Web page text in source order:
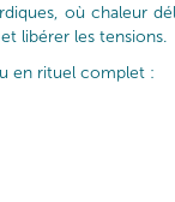
où chaleur
libérer les tensions.
en rituel complet :